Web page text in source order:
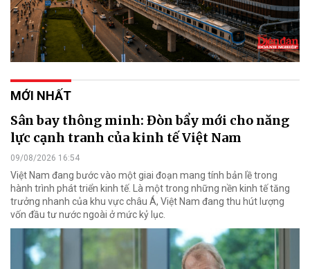
MỚI NHẤT
Sân bay thông minh: Đòn bẩy mới cho năng
lực cạnh tranh của kinh tế Việt Nam
09/08/2026 16:54
Việt Nam đang bước vào một giai đoạn mang tính bản lề trong
hành trình phát triển kinh tế. Là một trong những nền kinh tế tăng
trưởng nhanh của khu vực châu Á, Việt Nam đang thu hút lượng
vốn đầu tư nước ngoài ở mức kỷ lục.